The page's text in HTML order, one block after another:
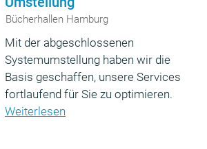
Bücherhallen Hamburg
Mit der abgeschlossenen
Systemumstellung haben wir die
Basis geschaffen, unsere Services
fortlaufend für Sie zu optimieren.
Weiterlesen